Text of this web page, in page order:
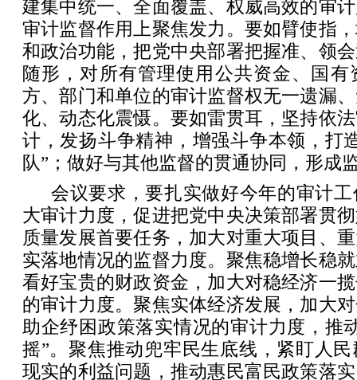
建集中统一、全面覆盖、权威高效的审
审计监督作用上聚焦发力。要如臂使指
和政治功能，把党中央部署把握准、领
随形，对所有管理使用公共资金、国有
方、部门和单位的审计监督权无一遗漏
化、动态化震慑。要如雷贯耳，坚持依
计，发扬斗争精神，增强斗争本领，打
队”；做好与其他监督的贯通协同，形成
会议要求，要扎实做好今年的审计
大审计力度，促进把党中央决策部署贯
质量发展首要任务，加大对重大项目、
实落地情况的监督力度。聚焦稳增长稳
看好宝贵的财政资金，加大对稳经济一
的审计力度。聚焦实体经济发展，加大
助企纾困政策落实情况的审计力度，推
摇”。聚焦推动兜牢民生底线，紧盯人
现实的利益问题，推动惠民富民政策落